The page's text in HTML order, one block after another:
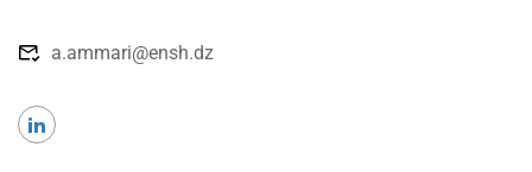
a.ammari@ensh.dz